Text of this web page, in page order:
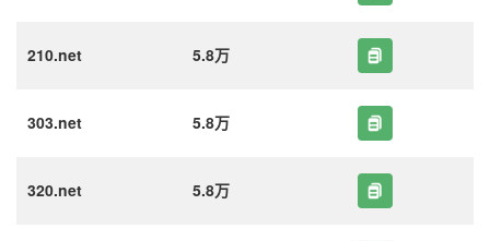
210.net 5.8万
303.net 5.8万
320.net 5.8万